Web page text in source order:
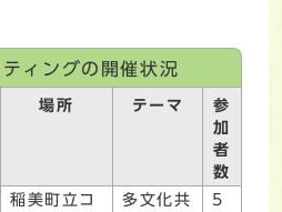
ィングの開催状況
場所 テーマ
参
加
者
数
稲美町立コ
多文化共
5